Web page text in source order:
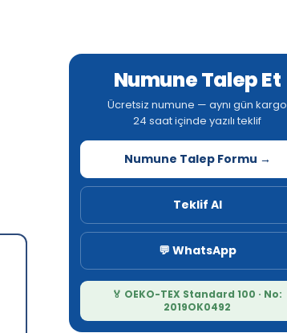
Numune Talep Et
Ücretsiz numune — aynı gün kargo
24 saat içinde yazılı teklif
Numune Talep Formu →
Teklif Al
💬 WhatsApp
🏅 OEKO-TEX Standard 100 · No:
2019OK0492